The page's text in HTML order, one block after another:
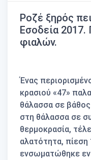
Ροζέ ξηρός
Εσοδεία 2017.
φιαλών.
Ένας
κρασιού «47»
θάλασσα σε
στη θάλασσα σε
θερμοκρασία,
αλατότητα, πίεση
ενσωματώθηκε